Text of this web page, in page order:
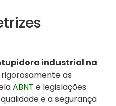
industrial na
rigorosamente as
ABNT e legislações
e a segurança